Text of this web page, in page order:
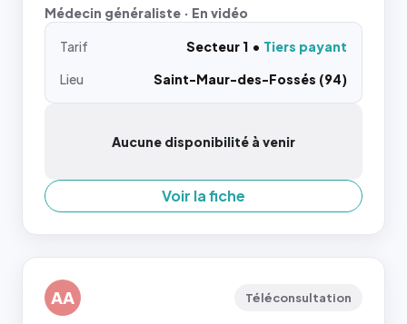
Médecin généraliste · En vidéo
Tarif Secteur 1
Tiers payant
Lieu
Saint-Maur-des-Fossés (94)
Aucune disponibilité à venir
Voir la fiche
AA Téléconsultation